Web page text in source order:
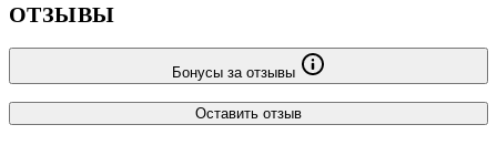
ОТЗЫВЫ
Бонусы за отзывы
Оставить отзыв